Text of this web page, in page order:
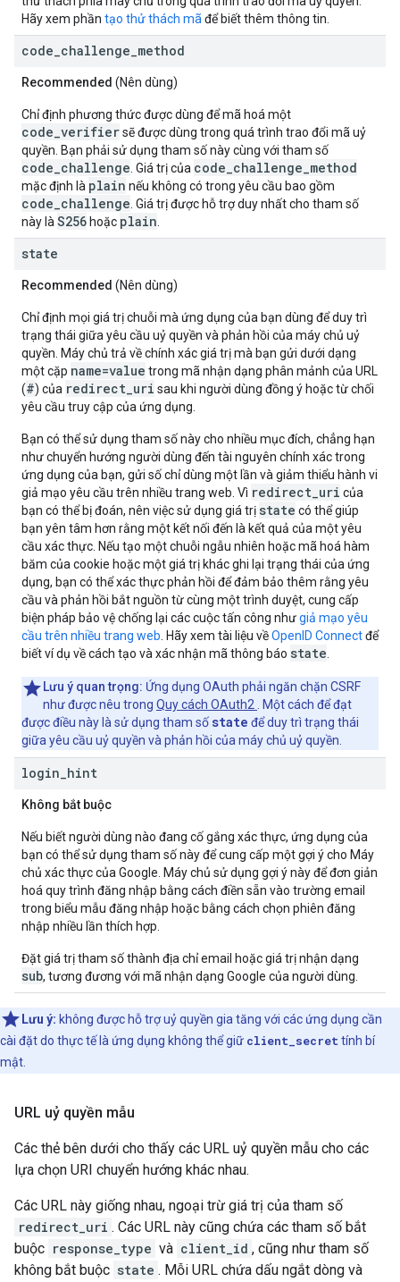
Hãy xem phần tạo thử thách mã để biết thêm thông tin.
code challenge method
Recommended (Nên dùng)
Chỉ định phương thức được dùng để mã hoá một
code_verifiersẽ được dùng trong quá trình trao đổi mã uỷ
quyền. Bạn phải sử dụng tham số này cùng với tham số
code_challenge . Giá trị của code_challenge_method
mặc định là plain nếu không có trong yêu cầu bao gồm
code_challenge . Giá trị được hỗ trợ duy nhất cho tham số
này là S256 hoặc plain
state
Recommended (Nên dùng)
Chỉ định mọi giá trị chuỗi mà ứng dụng của bạn dùng để duy trì
trạng thái giữa yêu cầu uỷ quyền và phản hồi của máy chủ uỷ
quyền. Máy chủ trả về chính xác giá trị mà bạn gửi dưới dạng
một cặp name=value trong mã nhận dạng phân mảnh của URL
(#) của redirect_uri sau khi người dùng đồng ý hoặc từ chối
yêu cầu truy cập của ứng dụng.
Bạn có thể sử dụng tham số này cho nhiều mục đích, chẳng hạn
như chuyển hướng người dùng đến tài nguyên chính xác trong
ứng dụng của bạn, gửi số chỉ dùng một lần và giảm thiểu hành vi
giả mạo yêu cầu trên nhiều trang web. Vì redirect_uri của
bạn có thể bị đoán, nên việc sử dụng giá trị state có thể giúp
bạn yên tâm hơn rằng một kết nối đến là kết quả của một yêu
cầu xác thực. Nếu tạo một chuỗi ngẫu nhiên hoặc mã hoá hàm
băm của cookie hoặc một giá trị khác ghi lại trạng thái của ứng
dụng, bạn có thể xác thực phản hồi để đảm bảo thêm rằng yêu
cầu và phản hồi bắt nguồn từ cùng một trình duyệt, cung cấp
biện pháp bảo vệ chống lại các cuộc tấn công nhưgiả mạo yêu
cầu trên nhiều trang web . Hãy xem tài liệu vềOpenID Connectđể
biết ví dụ về cách tạo và xác nhận mã thông báo state
Lưu ý quan trọng: Ứng dụng OAuth phải ngăn chặn CSRF
như được nêu trong Quy cách OAuth2
. Một cách để đạt
được điều này là sử dụng tham số state để duy trì trạng thái
giữa yêu cầu uỷ quyền và phản hồi của máy chủ uỷ quyền.
login hint
Không bắt buộc
Nếu biết người dùng nào đang cố gắng xác thực, ứng dụng của
bạn có thể sử dụng tham số này để cung cấp một gợi ý cho Máy
chủ xác thực của Google. Máy chủ sử dụng gợi ý này để đơn giản
hoá quy trình đăng nhập bằng cách điền sẵn vào trường email
trong biểu mẫu đăng nhập hoặc bằng cách chọn phiên đăng
nhập nhiều lần thích hợp.
Đặt giá trị tham số thành địa chỉ email hoặc giá trị nhận dạng
sub, tương đương với mã nhận dạng Google của người dùng.
Lưu ý: không được hỗ trợ uỷ quyền gia tăng với các ứng dụng cần
cài đặt do thực tế là ứng dụng không thể giữ client_secret tính bí
mật.
URL uỷ quyền mẫu
Các thẻ bên dưới cho thấy các URL uỷ quyền mẫu cho các
lựa chọn URI chuyển hướng khác nhau.
Các URL này giống nhau, ngoại trừ giá trị của tham số
redirect_uri . Các URL này cũng chứa các tham số bắt
buộc response_type và client_id , cũng như tham số
không bắt buộc state . Mỗi URL chứa dấu ngắt dòng và